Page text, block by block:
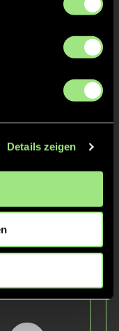
Details zeigen